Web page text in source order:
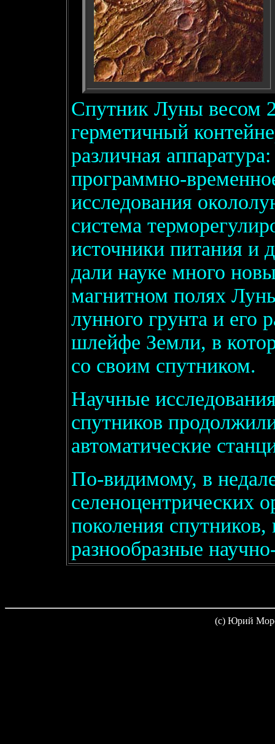
Спутник Луны весом
герметичный
различная
программно-
исследования
система
источники питания и
дали науке много
магнитном полях
лунного грунта и его
шлейфе Земли, в
со своим спутником.
Научные
спутников
автоматические
По-видимому, в
селеноцентрических
поколения
разнообразные
(c) Юрий